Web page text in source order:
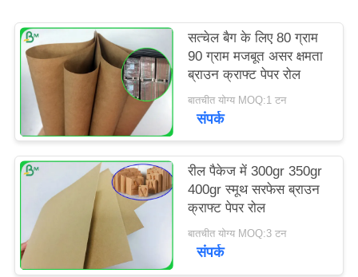
POLICY
सत्चेल बैग के लिए 80 ग्राम
90 ग्राम मजबूत असर क्षमता
ब्राउन क्राफ्ट पेपर रोल
बातचीत योग्य MOQ:1 टन
संपर्क
रील पैकेज में 300gr 350gr
400gr स्मूथ सरफेस ब्राउन
क्राफ्ट पेपर रोल
बातचीत योग्य MOQ:3 टन
संपर्क